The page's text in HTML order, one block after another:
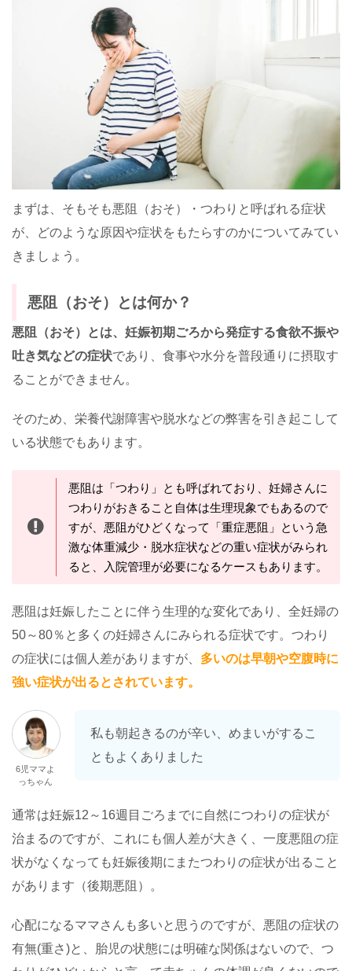
まずは、そもそも悪阻（おそ）・つわりと呼ばれる症状
が、どのような原因や症状をもたらすのかについてみてい
きましょう。
悪阻（おそ）とは何か？
悪阻（おそ）とは、妊娠初期ごろから発症する食欲不振や
吐き気などの症状であり、食事や水分を普段通りに摂取す
ることができません。
そのため、栄養代謝障害や脱水などの弊害を引き起こして
いる状態でもあります。
悪阻は「つわり」とも呼ばれており、妊婦さんに
つわりがおきること自体は生理現象でもあるので
すが、悪阻がひどくなって「重症悪阻」という急
激な体重減少・脱水症状などの重い症状がみられ
ると、入院管理が必要になるケースもあります。
悪阻は妊娠したことに伴う生理的な変化であり、全妊婦の
50～80％と多くの妊婦さんにみられる症状です。つわり
の症状には個人差がありますが、 多いのは早朝や空腹時に
強い症状が出るとされています。
6児ママよ
っちゃん
私も朝起きるのが辛い、めまいがするこ
ともよくありました
通常は妊娠12～16週目ごろまでに自然につわりの症状が
治まるのですが、これにも個人差が大きく、一度悪阻の症
状がなくなっても妊娠後期にまたつわりの症状が出ること
があります（後期悪阻）。
心配になるママさんも多いと思うのですが、悪阻の症状の
有無(重さ)と、胎児の状態には明確な関係はないので、つ